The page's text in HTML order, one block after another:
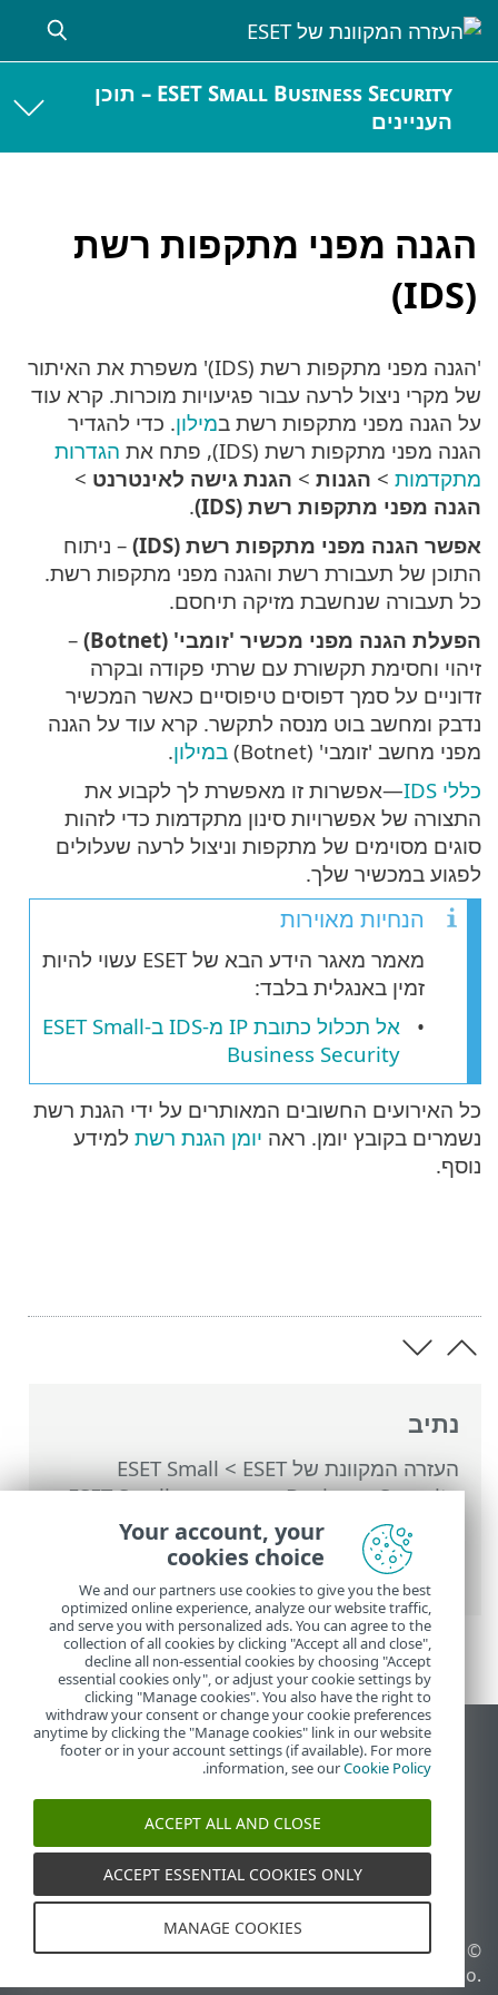
ESET Small Business Security – תוכן
העניינים
הגנה מפני מתקפות רשת
(IDS)
נתיב
העזרה המקוונת של ESET >
ESET Small
Business Security
>
עבודה עם ESET Small
Business Security
> הגדרות מתקדמות
הגנות>הגנת גישה לאינטרנט> הגנה מפני
מתקפות רשת (IDS)
'הגנה מפני מתקפות רשת (IDS)' משפרת את האיתור
של מקרי ניצול לרעה עבור פגיעויות מוכרות. קרא עוד
על הגנה מפני מתקפות רשת במילון. כדי להגדיר
הגנה מפני מתקפות רשת (IDS), פתח את
הגדרות
מתקדמות > הגנות > הגנת גישה לאינטרנט >
הגנה מפני מתקפות רשת (IDS)
.
אפשר הגנה מפני מתקפות רשת (IDS)
– ניתוח
התוכן של תעבורת רשת והגנה מפני מתקפות רשת.
כל תעבורה שנחשבת מזיקה תיחסם.
הפעלת הגנה מפני מכשיר 'זומבי' (Botnet)
–
זיהוי וחסימת תקשורת עם שרתי פקודה ובקרה
זדוניים על סמך דפוסים טיפוסיים כאשר המכשיר
נדבק ומחשב בוט מנסה לתקשר. קרא עוד על הגנה
מפני מחשב 'זומבי' (Botnet)
במילון.
כללי IDS
—אפשרות זו מאפשרת לך לקבוע את
התצורה של אפשרויות סינון מתקדמות כדי לזהות
סוגים מסוימים של מתקפות וניצול לרעה שעלולים
לפגוע במכשיר שלך.
הנחיות מאוירות
מאמר מאגר הידע הבא של ESET עשוי להיות
זמין באנגלית בלבד:
אל תכלול כתובת IP מ-IDS ב-ESET Small
Business Security
כל האירועים החשובים המאותרים על ידי הגנת רשת
נשמרים בקובץ יומן. ראה יומן הגנת רשת למידע
נוסף.
הצג את האתר למחשב
End of Life
מאגר הידע של ESET
ESET Status Portal
תמיכה אזורית
© 1992 - 2026 ESET, spol. s
r.o.‎ - כל הזכויות שמורות.
ניהול קובצי Cookie
Your account, your
cookies choice
We and our partners use cookies to give you the best
optimized online experience, analyze our website traffic,
and serve you with personalized ads. You can agree to the
collection of all cookies by clicking "Accept all and close",
decline all non-essential cookies by choosing "Accept
essential cookies only", or adjust your cookie settings by
clicking "Manage cookies". You also have the right to
withdraw your consent or change your cookie preferences
anytime by clicking the "Manage cookies" link in our website
footer or in your account settings (if available). For more
information, see ourCookie Policy
.
ACCEPT ALL AND CLOSE
ACCEPT ESSENTIAL COOKIES ONLY
MANAGE COOKIES